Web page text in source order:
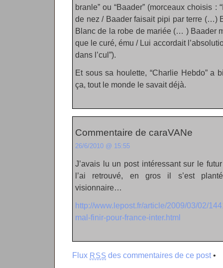
branle” ou “Baader” (morceaux choisis :
de nez / Baader faisait pipi par terre (…)
Blanc de la robe de mariée (… ) Baader
que le curé, ému / Lui accordait
dans l’cul”).
Et sous sa houlette, “Charlie Hebdo” a
ça, tout le monde le savait déjà.
Commentaire de caraVANe
26/6/2010 @ 15:55
J’avais lu un post intéressant sur le
l’ai retrouvé, en gros il s’est
visionnaire…
http://www.lepost.fr/article/2009/03/02/
mal-finir-pour-france-inter.html
Flux RSS des commentaires de ce post•